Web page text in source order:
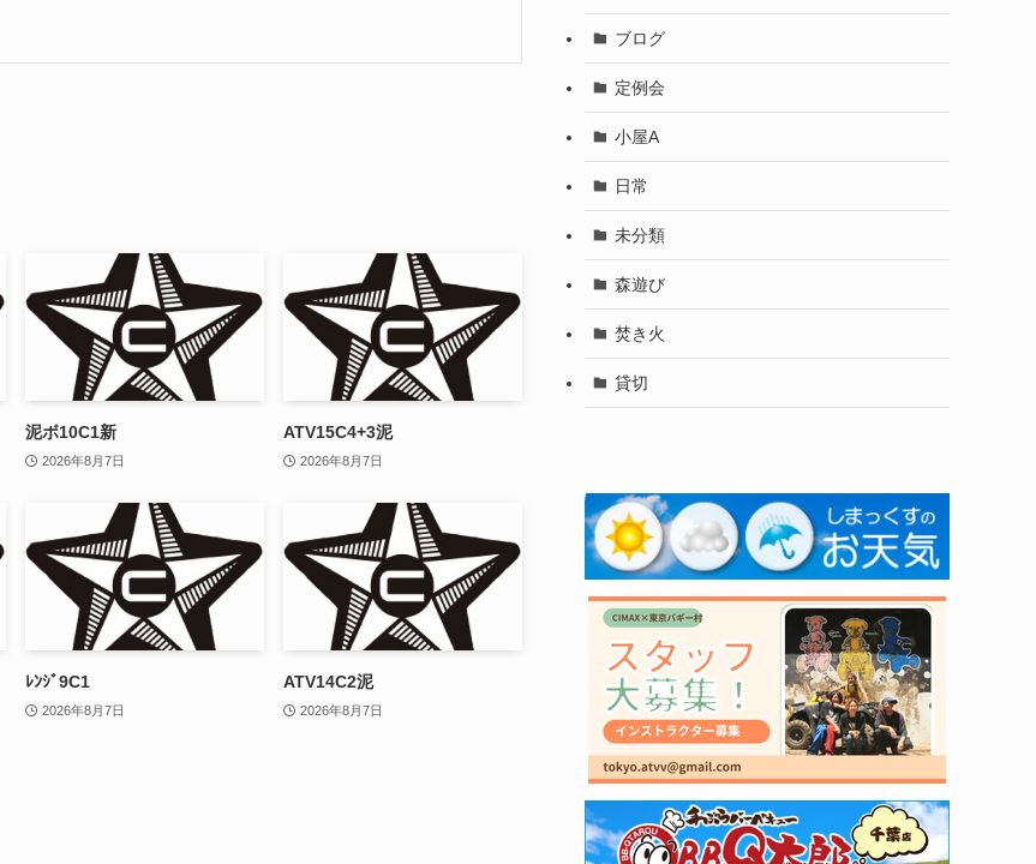
泥ボ10C1新
2026年8月7日
ATV15C4+3泥
2026年8月7日
ﾚﾝｼﾞ9C1
2026年8月7日
ATV14C2泥
2026年8月7日
ブログ
定例会
小屋A
日常
未分類
森遊び
焚き火
貸切